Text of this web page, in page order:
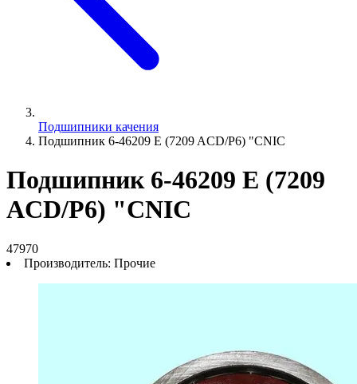
Подшипники качения
Подшипник 6-46209 E (7209 ACD/P6) "СNIC
Подшипник 6-46209 E (7209
ACD/P6) "СNIC
47970
Производитель: Прочие